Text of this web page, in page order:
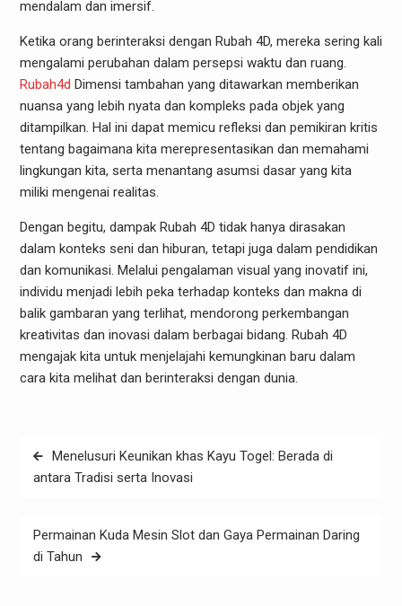
mendalam dan imersif.
Ketika orang berinteraksi dengan Rubah 4D, mereka sering kali
mengalami perubahan dalam persepsi waktu dan ruang.
Rubah4d Dimensi tambahan yang ditawarkan memberikan
nuansa yang lebih nyata dan kompleks pada objek yang
ditampilkan. Hal ini dapat memicu refleksi dan pemikiran kritis
tentang bagaimana kita merepresentasikan dan memahami
lingkungan kita, serta menantang asumsi dasar yang kita
miliki mengenai realitas.
Dengan begitu, dampak Rubah 4D tidak hanya dirasakan
dalam konteks seni dan hiburan, tetapi juga dalam pendidikan
dan komunikasi. Melalui pengalaman visual yang inovatif ini,
individu menjadi lebih peka terhadap konteks dan makna di
balik gambaran yang terlihat, mendorong perkembangan
kreativitas dan inovasi dalam berbagai bidang. Rubah 4D
mengajak kita untuk menjelajahi kemungkinan baru dalam
cara kita melihat dan berinteraksi dengan dunia.
Post
navigation
Menelusuri Keunikan khas Kayu Togel: Berada di
antara Tradisi serta Inovasi
Permainan Kuda Mesin Slot dan Gaya Permainan Daring
di Tahun